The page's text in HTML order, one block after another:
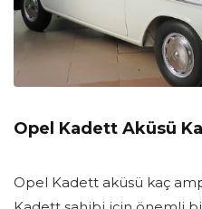
Opel Kadett Aküsü
Opel Kadett aküsü kaç